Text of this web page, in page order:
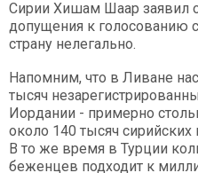
Сирии Хишам Шаар заявил
допущения к голосованию
страну нелегально.
Напомним, что в Ливане
тысяч
Иордании - примерно
около 140 тысяч
В то же время в Турции
беженцев подходит к